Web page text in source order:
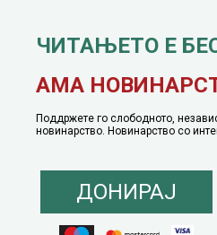
јануари, 1991 година
ЧИТАЊЕТО Е
АМА
Поддржете го слободното,
новинарство. Новинарство со
ДОНИРАЈ